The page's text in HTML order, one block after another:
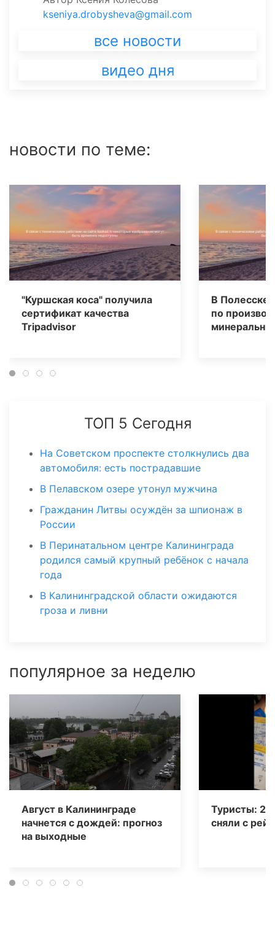
kseniya.drobysheva@gmail.com
все новости
видео дня
новости по теме:
"Куршская коса" получила
сертификат качества
Tripаdvisor
В Полесске
по
ТОП 5 Сегодня
На Советском проспекте столкнулись два
автомобиля: есть пострадавшие
В Пелавском озере утонул мужчина
Гражданин Литвы осуждён за шпионаж в
России
В Перинатальном центре Калининграда
родился самый крупный ребёнок с начала
года
В Калининградской области ожидаются
гроза и ливни
популярное за неделю
Август в Калининграде
начнется с дождей: прогноз
на выходные
Туристы: 20
сняли с